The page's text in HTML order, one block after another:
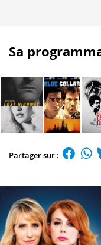
Sa
Partager sur :